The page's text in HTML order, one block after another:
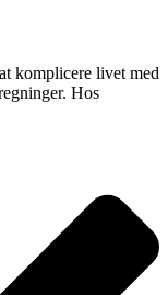
komplicere livet med
Hos